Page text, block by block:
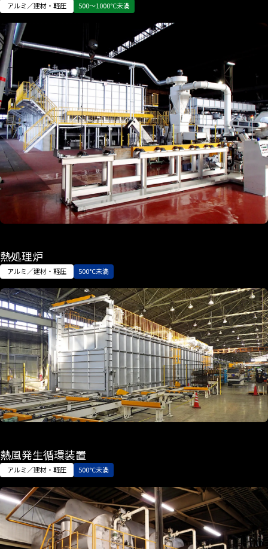
アルミ／建材・軽圧 500〜1000°C未満
熱処理炉
アルミ／建材・軽圧 500°C未満
熱風発生循環装置
アルミ／建材・軽圧 500°C未満